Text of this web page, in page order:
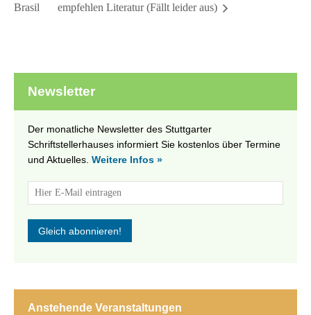
Brasil
empfehlen Literatur (Fällt leider aus)
Newsletter
Der monatliche Newsletter des Stuttgarter
Schriftstellerhauses informiert Sie kostenlos über Termine
und Aktuelles. Weitere Infos »
Anstehende Veranstaltungen